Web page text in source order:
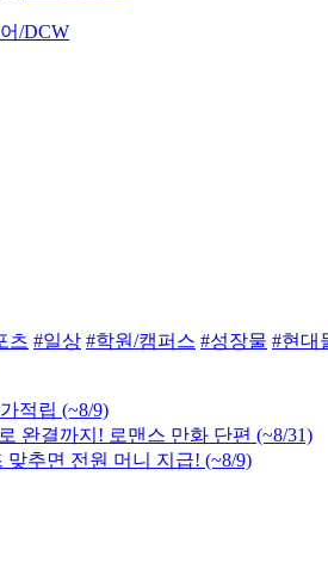
/DCW
츠 #일상 #학원/캠퍼스 #성장물 #현대
적립 (~8/9)
완결까지! 로맨스 만화 단편 (~8/31)
맞추면 전원 머니 지급! (~8/9)